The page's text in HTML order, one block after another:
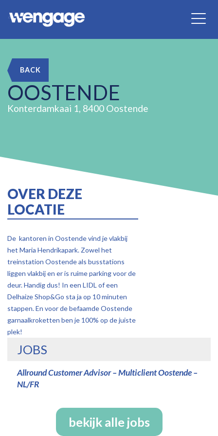
BACK
OOSTENDE
Konterdamkaai 1, 8400 Oostende
OVER DEZE
LOCATIE
De kantoren in Oostende vind je vlakbij
het Maria Hendrikapark. Zowel het
treinstation Oostende als busstations
liggen vlakbij en er is ruime parking voor de
deur. Handig dus! In een LIDL of een
Delhaize Shop&Go sta ja op 10 minuten
stappen. En voor de befaamde Oostende
garnaalkroketten ben je 100% op de juiste
plek!
JOBS
Allround Customer Advisor – Multiclient Oostende –
NL/FR
bekijk alle jobs